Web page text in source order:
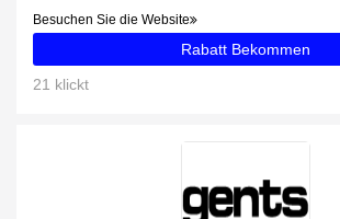
Besuchen Sie die Website
Rabatt Bekommen
21 klickt